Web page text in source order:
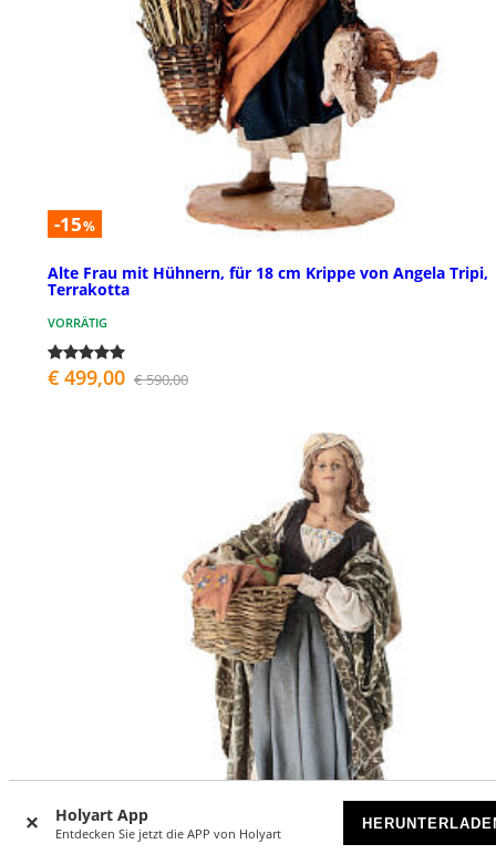
Holyart App
Entdecken Sie jetzt die APP von Holyart
-15%
Alte Frau mit Hühnern, für 18 cm Krippe von Angela Tripi,
Terrakotta
VORRÄTIG
€ 499,00 € 590,00